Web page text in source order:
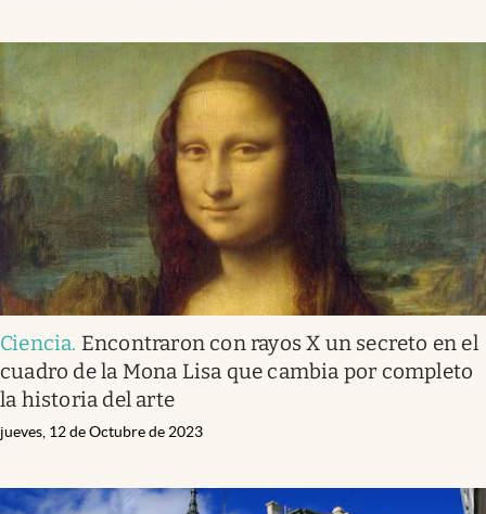
Ciencia. Encontraron con rayos X un secreto en el
cuadro de la Mona Lisa que cambia por completo
la historia del arte
jueves, 12 de Octubre de 2023